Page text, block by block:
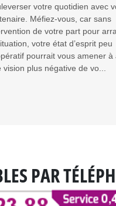
votre quotidien avec
Méfiez-vous, car sans
de votre part pour
votre état d’esprit peu
pourrait vous amener à
vision plus négative de vo...
PAR